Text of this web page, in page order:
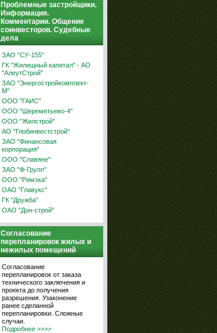
Проблемные застройщики.
Информация.
Комментарии. Общение
соинвесторов. Судебные
дела
ЗАО "СУ-155"
ГК "Жилищный капитал" - АО
"АлеутСтрой"
ЗАО "Энергостройкомплект-
М"
ООО "ГАИС"
ООО "Шереметьево-4"
ООО "Жилстрой"
АО "Глобинвестстрой"
ЗАО "Финансовая
корпорация"
ООО "Славяне"
ЗАО "Ф-Групп"
ООО "Римэка"
ОАО "Главукс"
ГК "Дружба"
ОАО "Дон-строй"
Согласование
перепланировок жилых и
нежилых помещений
Согласование
перепланировок от заказа
технического заключения и
проекта до получения
разрешения. Узаконение
ранее сделанной
перепланировки. Сложные
случаи.
Подробнее >>>>